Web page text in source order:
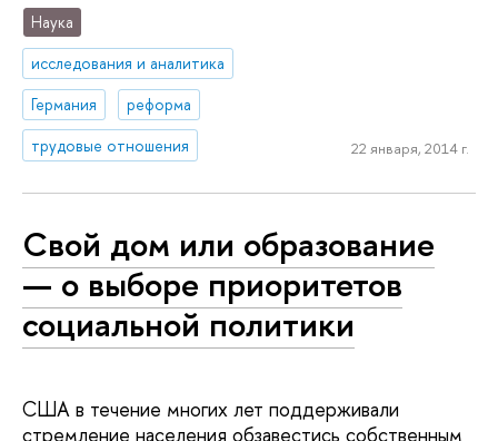
Наука
исследования и аналитика
Германия
реформа
трудовые отношения
22 января, 2014 г.
Свой дом или образование
— о выборе приоритетов
социальной политики
США в течение многих лет поддерживали
стремление населения обзавестись собственным